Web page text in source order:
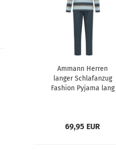
Ammann Herren
langer Schlafanzug
Fashion Pyjama lang
69,95 EUR